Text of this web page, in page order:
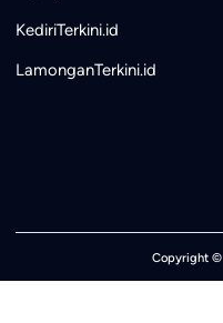
KediriTerkini.id
LamonganTerkini.id
Copyright ©